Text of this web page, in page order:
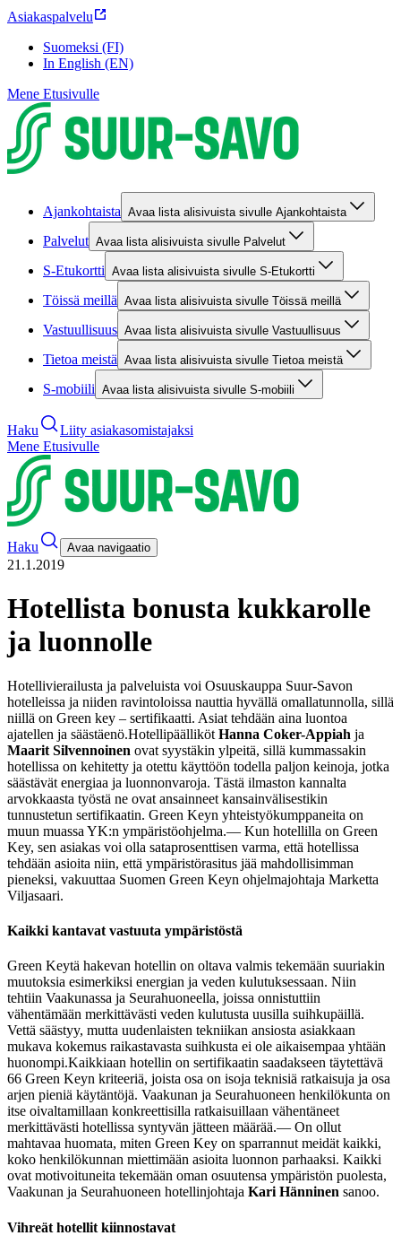
Asiakaspalvelu
Suomeksi (FI)
In English (EN)
Mene Etusivulle
Ajankohtaista Avaa lista alisivuista sivulle Ajankohtaista
Palvelut Avaa lista alisivuista sivulle Palvelut
S-Etukortti Avaa lista alisivuista sivulle S-Etukortti
Töissä meillä Avaa lista alisivuista sivulle Töissä meillä
Vastuullisuus Avaa lista alisivuista sivulle Vastuullisuus
Tietoa meistä Avaa lista alisivuista sivulle Tietoa meistä
S-mobiili Avaa lista alisivuista sivulle S-mobiili
Haku
Liity asiakasomistajaksi
Mene Etusivulle
Haku Avaa navigaatio
21.1.2019
Hotellista bonusta kukkarolle
ja luonnolle
Hotellivierailusta ja palveluista voi Osuuskauppa Suur-Savon
hotelleissa ja niiden ravintoloissa nauttia hyvällä omallatunnolla, sillä
niillä on Green key – sertifikaatti. Asiat tehdään aina luontoa
ajatellen ja säästäenö.Hotellipäälliköt Hanna Coker-Appiah ja
Maarit Silvennoinen ovat syystäkin ylpeitä, sillä kummassakin
hotellissa on kehitetty ja otettu käyttöön todella paljon keinoja, jotka
säästävät energiaa ja luonnonvaroja. Tästä ilmaston kannalta
arvokkaasta työstä ne ovat ansainneet kansainvälisestikin
tunnustetun sertifikaatin. Green Keyn yhteistyökumppaneita on
muun muassa YK:n ympäristöohjelma.— Kun hotellilla on Green
Key, sen asiakas voi olla sataprosenttisen varma, että hotellissa
tehdään asioita niin, että ympäristörasitus jää mahdollisimman
pieneksi, vakuuttaa Suomen Green Keyn ohjelmajohtaja Marketta
Viljasaari.
Kaikki kantavat vastuuta ympäristöstä
Green Keytä hakevan hotellin on oltava valmis tekemään suuriakin
muutoksia esimerkiksi energian ja veden kulutuksessaan. Niin
tehtiin Vaakunassa ja Seurahuoneella, joissa onnistuttiin
vähentämään merkittävästi veden kulutusta uusilla suihkupäillä.
Vettä säästyy, mutta uudenlaisten tekniikan ansiosta asiakkaan
mukava kokemus raikastavasta suihkusta ei ole aikaisempaa yhtään
huonompi.Kaikkiaan hotellin on sertifikaatin saadakseen täytettävä
66 Green Keyn kriteeriä, joista osa on isoja teknisiä ratkaisuja ja osa
arjen pieniä käytäntöjä. Vaakunan ja Seurahuoneen henkilökunta on
itse oivaltamillaan konkreettisilla ratkaisuillaan vähentäneet
merkittävästi hotellissa syntyvän jätteen määrää.— On ollut
mahtavaa huomata, miten Green Key on sparrannut meidät kaikki,
koko henkilökunnan miettimään asioita luonnon parhaaksi. Kaikki
ovat motivoituneita tekemään oman osuutensa ympäristön puolesta,
Vaakunan ja Seurahuoneen hotellinjohtaja Kari Hänninen sanoo.
Vihreät hotellit kiinnostavat